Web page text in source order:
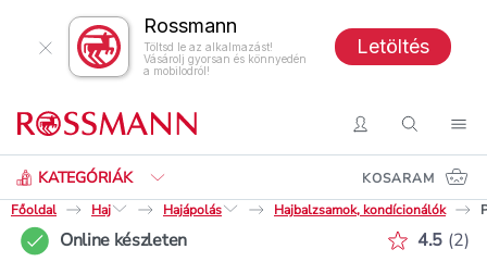
Rossmann
Töltsd le az alkalmazást!
Vásárolj gyorsan és könnyedén
a mobilodról!
Letöltés
BelépésKeresés
KATEGÓRIÁK
Keresés
KOSARAM
Főoldal
Haj Hajápolás Hajbalzsamok, kondícionálók
Online készleten 4.5 (2)